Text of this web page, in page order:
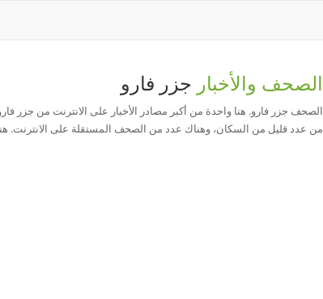
الصحف والأخبار جزر فارو
من عدد قليل من السكان، وهناك عدد من الصحف المستقلة على الانترنت.